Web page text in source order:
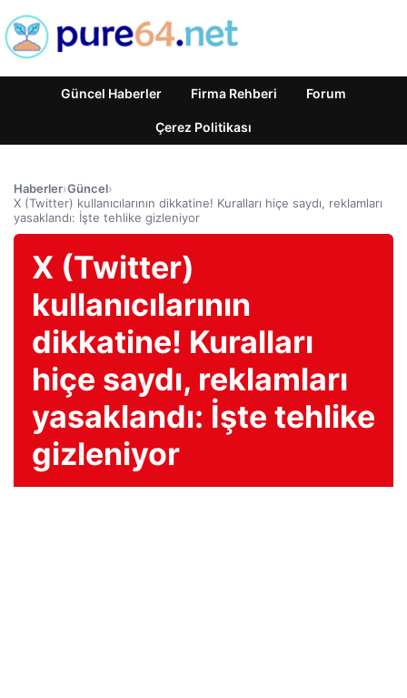
Güncel Haberler Firma Rehberi Forum
Çerez Politikası
Haberler›Güncel›
X (Twitter) kullanıcılarının dikkatine! Kuralları hiçe saydı, reklamları
yasaklandı: İşte tehlike gizleniyor
X (Twitter)
kullanıcılarının
dikkatine! Kuralları
hiçe saydı, reklamları
yasaklandı: İşte tehlike
gizleniyor